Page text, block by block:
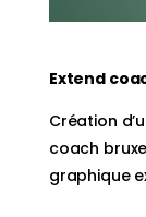
Extend
Création
coach
graphique